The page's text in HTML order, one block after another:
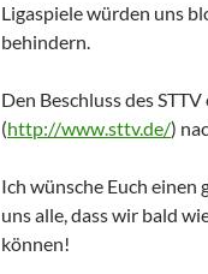
Ligaspiele würden uns
behindern.
Den Beschluss des
(http://www.sttv.de/)
Ich wünsche Euch einen
uns alle, dass wir bald
können!